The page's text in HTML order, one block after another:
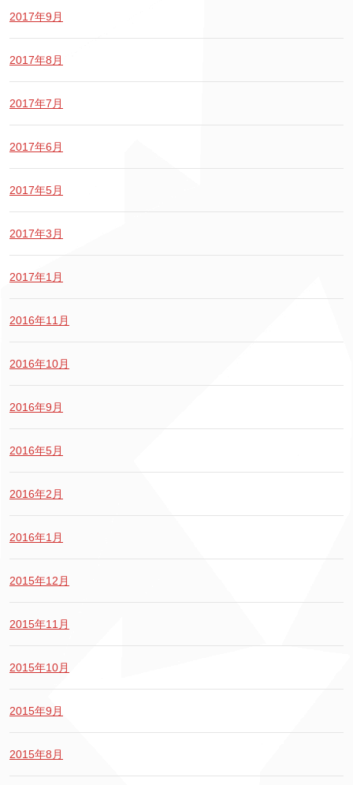
2017年9月
2017年8月
2017年7月
2017年6月
2017年5月
2017年3月
2017年1月
2016年11月
2016年10月
2016年9月
2016年5月
2016年2月
2016年1月
2015年12月
2015年11月
2015年10月
2015年9月
2015年8月